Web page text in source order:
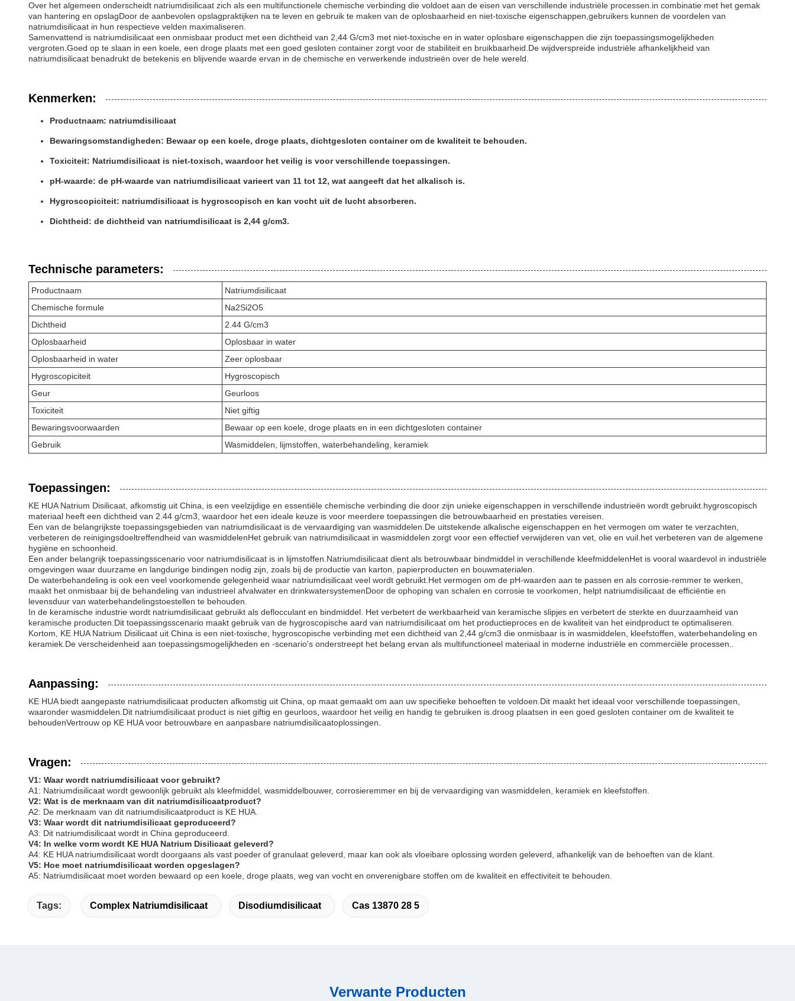
Over het algemeen onderscheidt natriumdisilicaat zich als een multifunctionele chemische verbinding die voldoet aan de eisen van verschillende industriële processen.in combinatie met het gemak
van hantering en opslagDoor de aanbevolen opslagpraktijken na te leven en gebruik te maken van de oplosbaarheid en niet-toxische eigenschappen,gebruikers kunnen de voordelen van
natriumdisilicaat in hun respectieve velden maximaliseren.
Samenvattend is natriumdisilicaat een onmisbaar product met een dichtheid van 2,44 G/cm3 met niet-toxische en in water oplosbare eigenschappen die zijn toepassingsmogelijkheden
vergroten.Goed op te slaan in een koele, een droge plaats met een goed gesloten container zorgt voor de stabiliteit en bruikbaarheid.De wijdverspreide industriële afhankelijkheid van
natriumdisilicaat benadrukt de betekenis en blijvende waarde ervan in de chemische en verwerkende industrieën over de hele wereld.
Kenmerken:
Productnaam: natriumdisilicaat
Bewaringsomstandigheden: Bewaar op een koele, droge plaats, dichtgesloten container om de kwaliteit te behouden.
Toxiciteit: Natriumdisilicaat is niet-toxisch, waardoor het veilig is voor verschillende toepassingen.
pH-waarde: de pH-waarde van natriumdisilicaat varieert van 11 tot 12, wat aangeeft dat het alkalisch is.
Hygroscopiciteit: natriumdisilicaat is hygroscopisch en kan vocht uit de lucht absorberen.
Dichtheid: de dichtheid van natriumdisilicaat is 2,44 g/cm3.
Technische parameters:
Productnaam
Natriumdisilicaat
Chemische formule
Na2Si2O5
Dichtheid
2.44 G/cm3
Oplosbaarheid
Oplosbaar in water
Oplosbaarheid in water
Zeer oplosbaar
Hygroscopiciteit
Hygroscopisch
Geur
Geurloos
Toxiciteit
Niet giftig
Bewaringsvoorwaarden
Bewaar op een koele, droge plaats en in een dichtgesloten container
Gebruik
Wasmiddelen, lijmstoffen, waterbehandeling, keramiek
Toepassingen:
KE HUA Natrium Disilicaat, afkomstig uit China, is een veelzijdige en essentiële chemische verbinding die door zijn unieke eigenschappen in verschillende industrieën wordt gebruikt.hygroscopisch
materiaal heeft een dichtheid van 2.44 g/cm3, waardoor het een ideale keuze is voor meerdere toepassingen die betrouwbaarheid en prestaties vereisen.
Een van de belangrijkste toepassingsgebieden van natriumdisilicaat is de vervaardiging van wasmiddelen.De uitstekende alkalische eigenschappen en het vermogen om water te verzachten,
verbeteren de reinigingsdoeltreffendheid van wasmiddelenHet gebruik van natriumdisilicaat in wasmiddelen zorgt voor een effectief verwijderen van vet, olie en vuil.het verbeteren van de algemene
hygiëne en schoonheid.
Een ander belangrijk toepassingsscenario voor natriumdisilicaat is in lijmstoffen.Natriumdisilicaat dient als betrouwbaar bindmiddel in verschillende kleefmiddelenHet is vooral waardevol in industriële
omgevingen waar duurzame en langdurige bindingen nodig zijn, zoals bij de productie van karton, papierproducten en bouwmaterialen.
De waterbehandeling is ook een veel voorkomende gelegenheid waar natriumdisilicaat veel wordt gebruikt.Het vermogen om de pH-waarden aan te passen en als corrosie-remmer te werken,
maakt het onmisbaar bij de behandeling van industrieel afvalwater en drinkwatersystemenDoor de ophoping van schalen en corrosie te voorkomen, helpt natriumdisilicaat de efficiëntie en
levensduur van waterbehandelingstoestellen te behouden.
In de keramische industrie wordt natriumdisilicaat gebruikt als deflocculant en bindmiddel. Het verbetert de werkbaarheid van keramische slipjes en verbetert de sterkte en duurzaamheid van
keramische producten.Dit toepassingsscenario maakt gebruik van de hygroscopische aard van natriumdisilicaat om het productieproces en de kwaliteit van het eindproduct te optimaliseren.
Kortom, KE HUA Natrium Disilicaat uit China is een niet-toxische, hygroscopische verbinding met een dichtheid van 2,44 g/cm3 die onmisbaar is in wasmiddelen, kleefstoffen, waterbehandeling en
keramiek.De verscheidenheid aan toepassingsmogelijkheden en -scenario's onderstreept het belang ervan als multifunctioneel materiaal in moderne industriële en commerciële processen..
Aanpassing:
KE HUA biedt aangepaste natriumdisilicaat producten afkomstig uit China, op maat gemaakt om aan uw specifieke behoeften te voldoen.Dit maakt het ideaal voor verschillende toepassingen,
waaronder wasmiddelen.Dit natriumdisilicaat product is niet giftig en geurloos, waardoor het veilig en handig te gebruiken is.droog plaatsen in een goed gesloten container om de kwaliteit te
behoudenVertrouw op KE HUA voor betrouwbare en aanpasbare natriumdisilicaatoplossingen.
Vragen:
V1: Waar wordt natriumdisilicaat voor gebruikt?
A1: Natriumdisilicaat wordt gewoonlijk gebruikt als kleefmiddel, wasmiddelbouwer, corrosieremmer en bij de vervaardiging van wasmiddelen, keramiek en kleefstoffen.
V2: Wat is de merknaam van dit natriumdisilicaatproduct?
A2: De merknaam van dit natriumdisilicaatproduct is KE HUA.
V3: Waar wordt dit natriumdisilicaat geproduceerd?
A3: Dit natriumdisilicaat wordt in China geproduceerd.
V4: In welke vorm wordt KE HUA Natrium Disilicaat geleverd?
A4: KE HUA natriumdisilicaat wordt doorgaans als vast poeder of granulaat geleverd, maar kan ook als vloeibare oplossing worden geleverd, afhankelijk van de behoeften van de klant.
V5: Hoe moet natriumdisilicaat worden opgeslagen?
A5: Natriumdisilicaat moet worden bewaard op een koele, droge plaats, weg van vocht en onverenigbare stoffen om de kwaliteit en effectiviteit te behouden.
Tags: Complex Natriumdisilicaat Disodiumdisilicaat Cas 13870 28 5
Verwante Producten